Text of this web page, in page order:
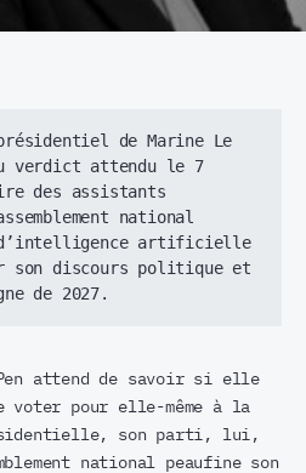
de Marine Le
verdict attendu le 7
des assistants
national
d’intelligence artificielle
son discours politique et
de 2027.
Pen attend de savoir si elle
pour elle-même à la
son parti, lui,
national peaufine son